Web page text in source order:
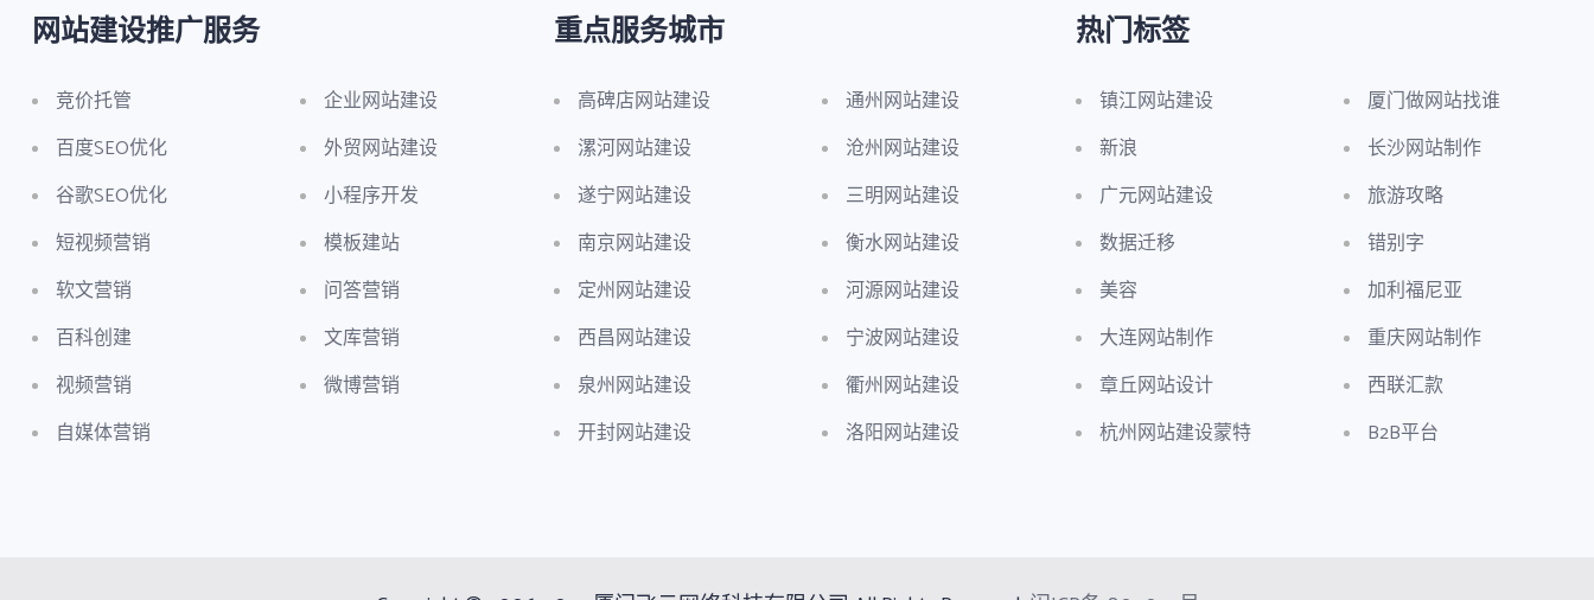
网站建设推广服务
竞价托管
企业网站建设
百度SEO优化
外贸网站建设
谷歌SEO优化
小程序开发
短视频营销
模板建站
软文营销
问答营销
百科创建
文库营销
视频营销
微博营销
自媒体营销
重点服务城市
高碑店网站建设
通州网站建设
漯河网站建设
沧州网站建设
遂宁网站建设
三明网站建设
南京网站建设
衡水网站建设
定州网站建设
河源网站建设
西昌网站建设
宁波网站建设
泉州网站建设
衢州网站建设
开封网站建设
洛阳网站建设
热门标签
镇江网站建设
厦门做网站找谁
新浪
长沙网站制作
广元网站建设
旅游攻略
数据迁移
错别字
美容
加利福尼亚
大连网站制作
重庆网站制作
章丘网站设计
西联汇款
杭州网站建设蒙特
B2B平台